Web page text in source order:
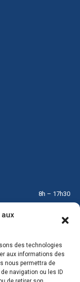
des technologies
aux informations des
nous permettra de
navigation ou les ID
8h – 17h30
8h – 17h30
8h – 12h